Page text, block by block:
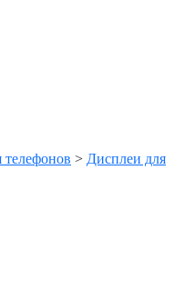
телефонов > Дисплеи для